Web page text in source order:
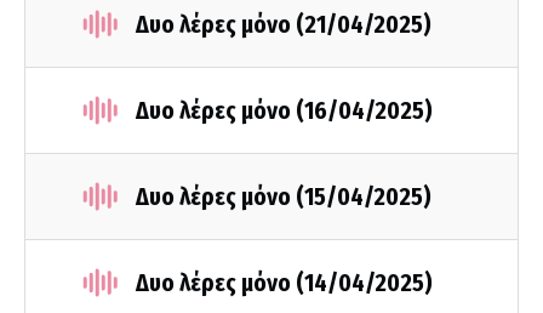
Δυο λέρες μόνο (21/04/2025)
Δυο λέρες μόνο (16/04/2025)
Δυο λέρες μόνο (15/04/2025)
Δυο λέρες μόνο (14/04/2025)